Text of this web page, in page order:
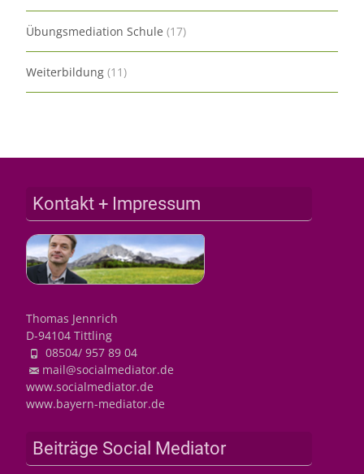
Übungsmediation Schule (17)
Weiterbildung (11)
Kontakt + Impressum
Thomas Jennrich
D-94104 Tittling
08504/ 957 89 04
mail@socialmediator.de
www.socialmediator.de
www.bayern-mediator.de
Beiträge Social Mediator